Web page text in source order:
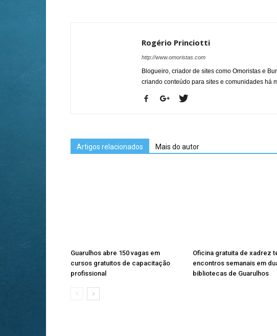
Rogério Princiotti
http://www.omoristas.com
Blogueiro, criador de sites como Omoristas e
criando conteúdo para sites e comunidades há
Artigos relacionados Mais do autor
Guarulhos abre 150 vagas em
cursos gratuitos de capacitação
profissional
Oficina gratuita de xadrez
encontros semanais em
bibliotecas de Guarulhos